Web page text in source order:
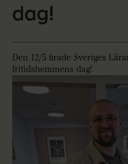
dag!
Den 12/5 firade Sveriges
fritidshemmens dag!